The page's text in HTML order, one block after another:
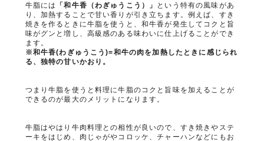
牛脂には 「和牛香（わぎゅうこう）」
という特有の風味があ
り、加熱することで甘い香りが引き立ちます。例えば、すき
焼きを作るときに牛脂を使うと、和牛香が発生してコクと旨
味がグンと増し、高級感のある味わいに仕上げることができ
ます。
※和牛香(わぎゅうこう)=和牛の肉を加熱したときに感じられ
る、独特の甘いかおり。
つまり牛脂を使うと料理に牛脂のコクと旨味を加えることが
できるのが最大のメリットになります。
牛脂はやはり牛肉料理との相性が良いので、すき焼きやステ
ーキをはじめ、肉じゃがやコロッケ、チャーハンなどにもお